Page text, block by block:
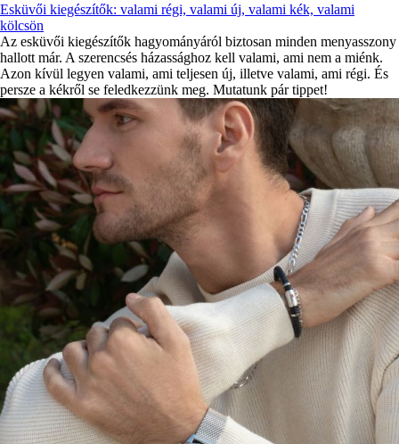
Esküvői kiegészítők: valami régi, valami új, valami kék, valami
kölcsön
Az esküvői kiegészítők hagyományáról biztosan minden menyasszony
hallott már. A szerencsés házassághoz kell valami, ami nem a miénk.
Azon kívül legyen valami, ami teljesen új, illetve valami, ami régi. És
persze a kékről se feledkezzünk meg. Mutatunk pár tippet!